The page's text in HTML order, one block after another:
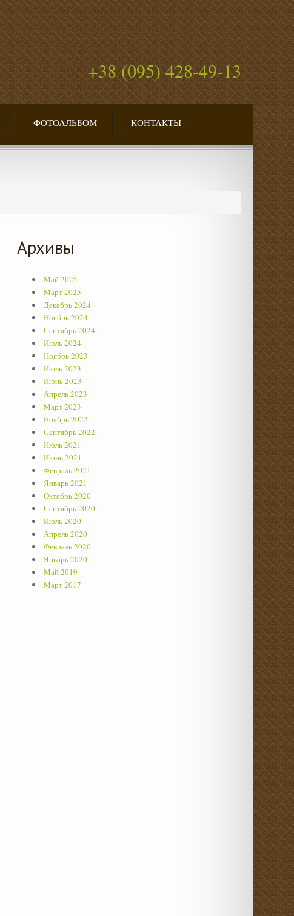
+38 (095) 428-49-13
ФОТОАЛЬБОМ КОНТАКТЫ
Архивы
Май 2025
Март 2025
Декабрь 2024
Ноябрь 2024
Сентябрь 2024
Июль 2024
Ноябрь 2023
Июль 2023
Июнь 2023
Апрель 2023
Март 2023
Ноябрь 2022
Сентябрь 2022
Июль 2021
Июнь 2021
Февраль 2021
Январь 2021
Октябрь 2020
Сентябрь 2020
Июль 2020
Апрель 2020
Февраль 2020
Январь 2020
Май 2019
Март 2017